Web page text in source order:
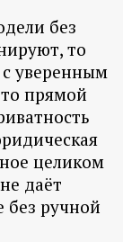
без
то
уверенным
прямой
целиком
даёт
без ручной